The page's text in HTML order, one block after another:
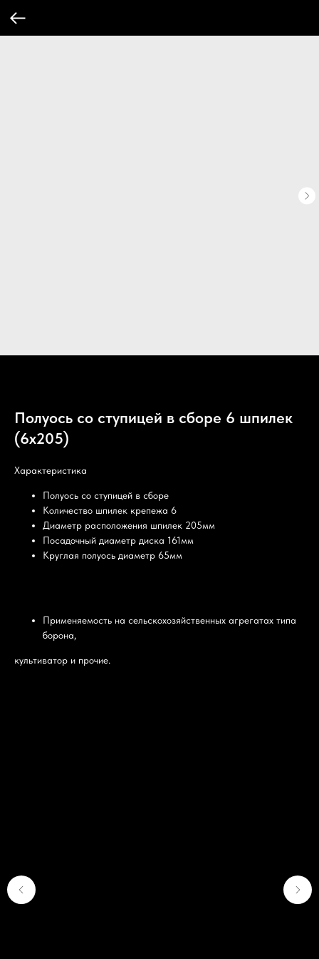
Полуось со ступицей в сборе 6 шпилек
(6х205)
Характеристика
Полуось со ступицей в сборе
Количество шпилек крепежа 6
Диаметр расположения шпилек 205мм
Посадочный диаметр диска 161мм
Круглая полуось диаметр 65мм
Применяемость на сельскохозяйственных агрегатах типа
борона,
культиватор и прочие.